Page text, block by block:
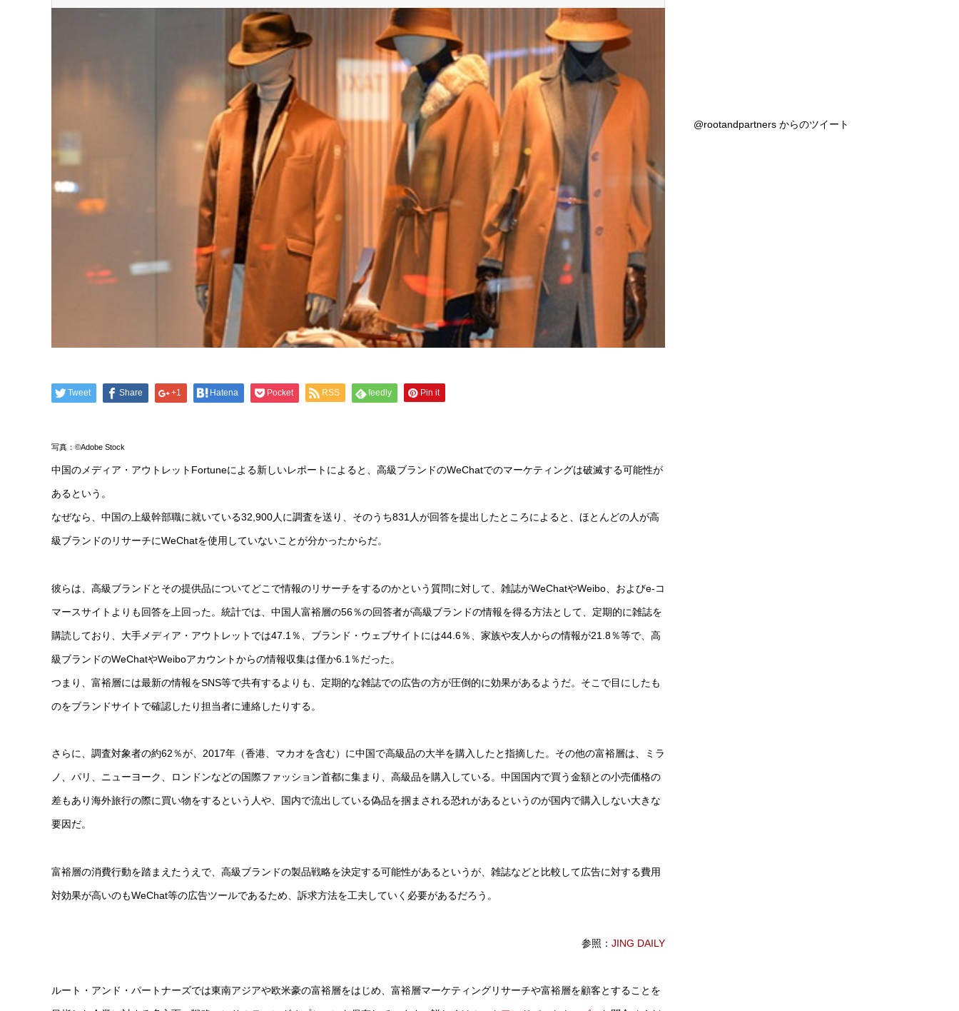
Tweet Share +1 Hatena Pocket RSS feedly Pin it
写真：©Adobe Stock
中国のメディア・アウトレットFortuneによる新しいレポートによると、高級ブランドのWeChatでのマーケティングは破滅する可能性が
あるという。
なぜなら、中国の上級幹部職に就いている32,900人に調査を送り、そのうち831人が回答を提出したところによると、ほとんどの人が高
級ブランドのリサーチにWeChatを使用していないことが分かったからだ。
彼らは、高級ブランドとその提供品についてどこで情報のリサーチをするのかという質問に対して、雑誌がWeChatやWeibo、およびe-コ
マースサイトよりも回答を上回った。統計では、中国人富裕層の56％の回答者が高級ブランドの情報を得る方法として、定期的に雑誌を
購読しており、大手メディア・アウトレットでは47.1％、ブランド・ウェブサイトには44.6％、家族や友人からの情報が21.8％等で、高
級ブランドのWeChatやWeiboアカウントからの情報収集は僅か6.1％だった。
つまり、富裕層には最新の情報をSNS等で共有するよりも、定期的な雑誌での広告の方が圧倒的に効果があるようだ。そこで目にしたも
のをブランドサイトで確認したり担当者に連絡したりする。
さらに、調査対象者の約62％が、2017年（香港、マカオを含む）に中国で高級品の大半を購入したと指摘した。その他の富裕層は、ミラ
ノ、パリ、ニューヨーク、ロンドンなどの国際ファッション首都に集まり、高級品を購入している。中国国内で買う金額との小売価格の
差もあり海外旅行の際に買い物をするという人や、国内で流出している偽品を掴まされる恐れがあるというのが国内で購入しない大きな
要因だ。
富裕層の消費行動を踏まえたうえで、高級ブランドの製品戦略を決定する可能性があるというが、雑誌などと比較して広告に対する費用
対効果が高いのもWeChat等の広告ツールであるため、訴求方法を工夫していく必要があるだろう。
参照： JING DAILY
ルート・アンド・パートナーズでは東南アジアや欧米豪の富裕層をはじめ、富裕層マーケティングリサーチや富裕層を顧客とすることを
@rootandpartners からのツイート